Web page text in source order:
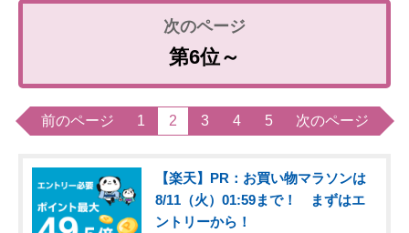
第6位～
前のページ 1 2 3 4 5 次のページ
【楽天】PR：お買い物マラソンは
8/11（火）01:59まで！ まずはエ
ントリーから！